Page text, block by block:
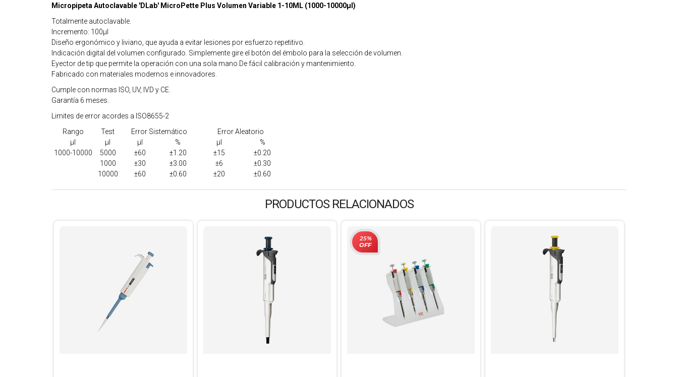
Micropipeta Autoclavable 'DLab' MicroPette Plus Volumen Variable 1-10ML (1000-10000µl)
Totalmente autoclavable.
Incremento: 100µl
Diseño ergonómico y liviano, que ayuda a evitar lesiones por esfuerzo repetitivo.
Indicación digital del volumen configurado. Simplemente gire el botón del émbolo para la selección de volumen.
Eyector de tip que permite la operación con una sola mano.De fácil calibración y mantenimiento.
Fabricado con materiales modernos e innovadores.
Cumple con normas ISO, UV, IVD y CE.
Garantía 6 meses.
Limites de error acordes a ISO8655-2
Rango
Test Error Sistemático
Error Aleatorio
µl
µl µl % µl
%
1000-10000
5000 ±60 ±1.20 ±15
±0.20
1000
±30 ±3.00 ±6
±0.30
10000
±60 ±0.60 ±20 ±0.60
PRODUCTOS RELACIONADOS
25%
OFF